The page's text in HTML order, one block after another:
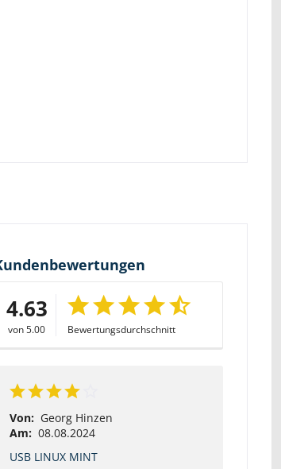
4.63
von 5.00 Bewertungsdurchschnitt
Von: Georg Hinzen
Am: 08.08.2024
USB LINUX MINT